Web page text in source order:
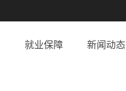
就业保障 新闻动态